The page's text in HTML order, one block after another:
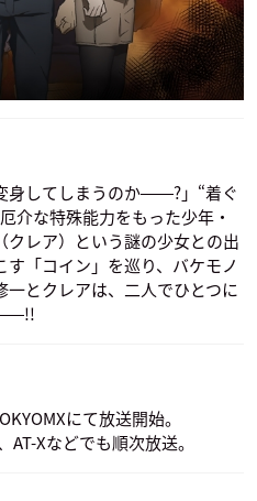
身してしまうのか――?」“着ぐ
介な特殊能力をもった少年・
レア）という謎の少女との出
「コイン」を巡り、バケモノ
とクレアは、二人でひとつに
――!!
にて放送開始。
Xなどでも順次放送。